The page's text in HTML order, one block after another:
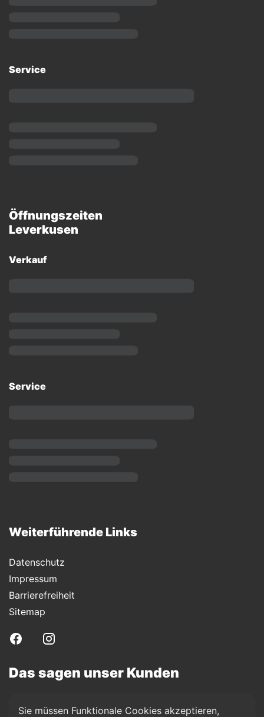
Service
Öffnungszeiten
Leverkusen
Verkauf
Service
Weiterführende Links
Datenschutz
Impressum
Barrierefreiheit
Sitemap
Das sagen unser Kunden
Sie müssen Funktionale Cookies akzeptieren,